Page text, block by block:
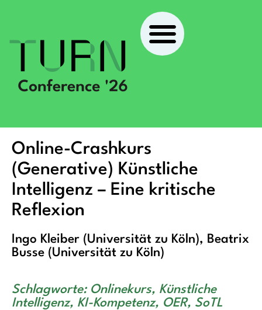
Online-Crashkurs
(Generative) Künstliche
Intelligenz – Eine kritische
Reflexion
Ingo Kleiber (Universität zu Köln), Beatrix
Busse (Universität zu Köln)
Schlagworte: Onlinekurs, Künstliche
Intelligenz, KI-Kompetenz, OER, SoTL